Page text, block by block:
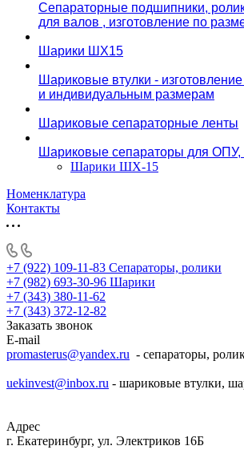
Сепараторные подшипники,
для валов , изготовление по
Шарики ШХ15
Шариковые втулки -
и индивидуальным размерам
Шариковые сепараторные ленты
Шариковые сепараторы для ОПУ,
Шарики ШХ-15
Номенклатура
Контакты
+7 (922) 109-11-83 Сепараторы, ролики
+7 (982) 693-30-96 Шарики
+7 (343) 380-11-62
+7 (343) 372-12-82
Заказать звонок
E-mail
promasterus@yandex.ru - сепараторы,
uekinvest@inbox.ru - шариковые втулки,
Адрес
г. Екатеринбург, ул. Электриков 16Б